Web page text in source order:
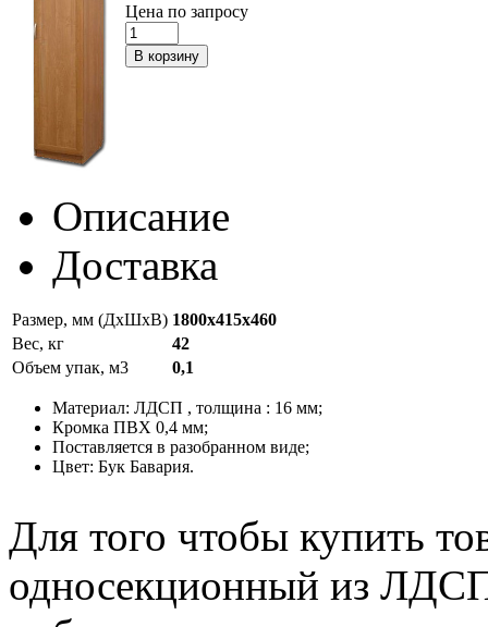
Цена по запросу
Описание
Доставка
Размер, мм (ДхШхВ) 1800х415х460
Вес, кг
42
Объем упак, м3
0,1
Материал: ЛДСП , толщина : 16 мм;
Кромка ПВХ 0,4 мм;
Поставляется в разобранном виде;
Цвет: Бук Бавария.
Для того чтобы купить
односекционный из